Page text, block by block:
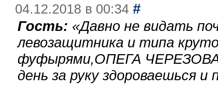
04.12.2018 в 00:34 #
Гость: «Давно не видать
левозащитника и типа
фуфырями,ОПЕГА
день за руку здороваешься